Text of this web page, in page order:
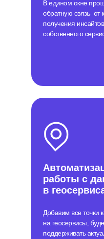
В едином окне
обратную связь от
получения
собственного
работы с
в
Добавим все точки
на геосервисы,
поддерживать